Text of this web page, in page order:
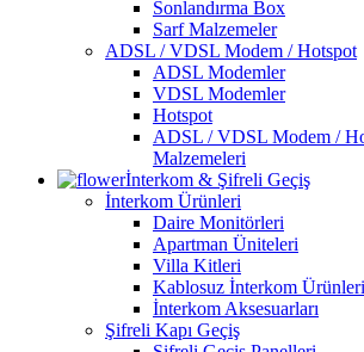
Sonlandırma Box
Sarf Malzemeler
ADSL / VDSL Modem / Hotspot
ADSL Modemler
VDSL Modemler
Hotspot
ADSL / VDSL Modem /
Malzemeleri
İnterkom & Şifreli Geçiş
İnterkom Ürünleri
Daire Monitörleri
Apartman Üniteleri
Villa Kitleri
Kablosuz İnterkom Ürünleri
İnterkom Aksesuarları
Şifreli Kapı Geçiş